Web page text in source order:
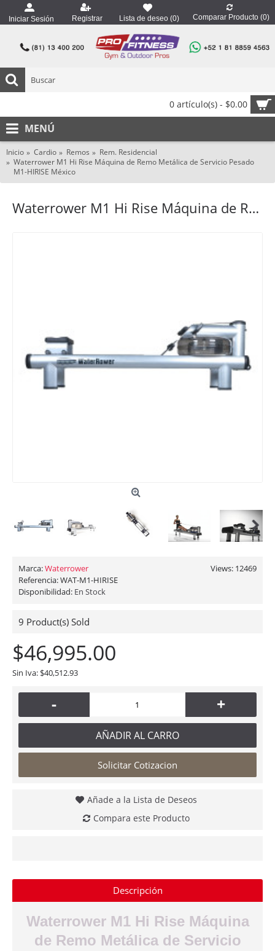
Iniciar Sesión Registrar Lista de deseo (0) Comparar Producto (0)
0 artículo(s) - $0.00
MENÚ
Inicio Cardio Remos
Rem. Residencial
Waterrower M1 Hi Rise Máquina de Remo Metálica de Servicio Pesado
M1-HIRISE México
Waterrower M1 Hi Rise Máquina de Remo Metálica de Servicio Pesado M1-HIRISE México
Views: 12469
Marca:Waterrower
Referencia:WAT-M1-HIRISE
Disponibilidad: En Stock
9 Product(s) Sold
$46,995.00
Sin Iva: $40,512.93
- +
AÑADIR AL CARRO
Solicitar Cotizacion
Añade a la Lista de Deseos
Compara este Producto
Descripción
Waterrower M1 Hi Rise Máquina
de Remo Metálica de Servicio